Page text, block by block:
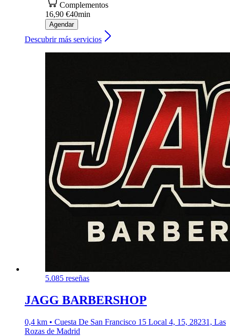
Complementos
16,90 €40min
Agendar
Descubrir más servicios
5.085 reseñas
JAGG BARBERSHOP
0,4 km • Cuesta De San Francisco 15 Local 4, 15, 28231, Las
Rozas de Madrid